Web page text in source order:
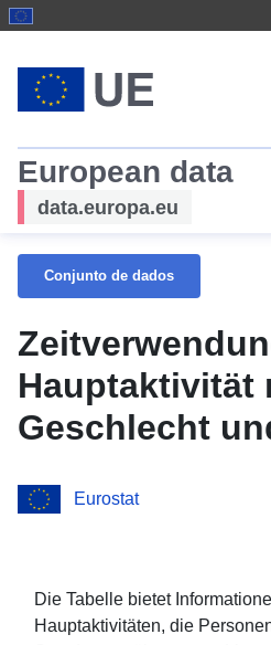
European data
data.europa.eu
Conjunto de dados
Hauptaktivität
Geschlecht
Eurostat
Die Tabelle bietet
Hauptaktivitäten, die